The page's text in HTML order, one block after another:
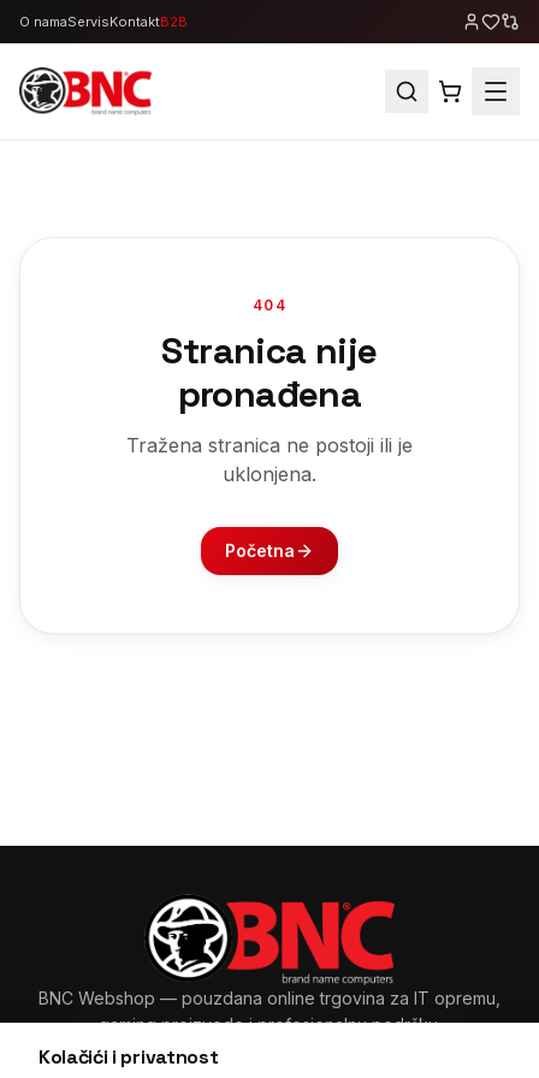
O namaServisKontaktB2B
Kolačići i privatnost
404
Stranica nije
pronađena
Tražena stranica ne postoji ili je
uklonjena.
Početna
BNC Webshop — pouzdana online trgovina za IT opremu,
gaming proizvode i profesionalnu podršku.